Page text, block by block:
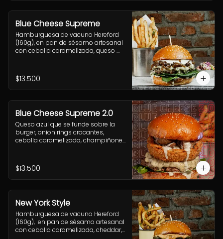
Blue Cheese Supreme
Hamburguesa de vacuno Hereford
(160g), en pan de sésamo artesanal
con cebolla caramelizada, queso
acompañamiento a elección.
$13.500
Blue Cheese Supreme 2.0
Queso azul que se funde sobre la
burger, onion rings crocantes,
cebolla caramelizada, champiñones
la cabeza.
$13.500
New York Style
Hamburguesa de vacuno Hereford
(160g),  en pan de sésamo artesanal
con cebolla caramelizada, cheddar,